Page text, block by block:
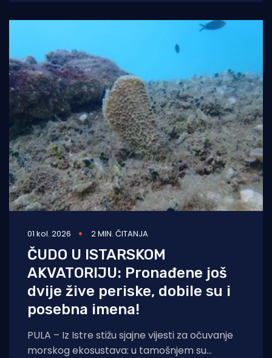
01 kol. 2026 2 MIN. ČITANJA
ČUDO U ISTARSKOM
AKVATORIJU: Pronađene još
dvije žive periske, dobile su i
posebna imena!
PULA – Iz Istre stižu sjajne vijesti za očuvanje
morskog ekosustava: u tamošnjem su